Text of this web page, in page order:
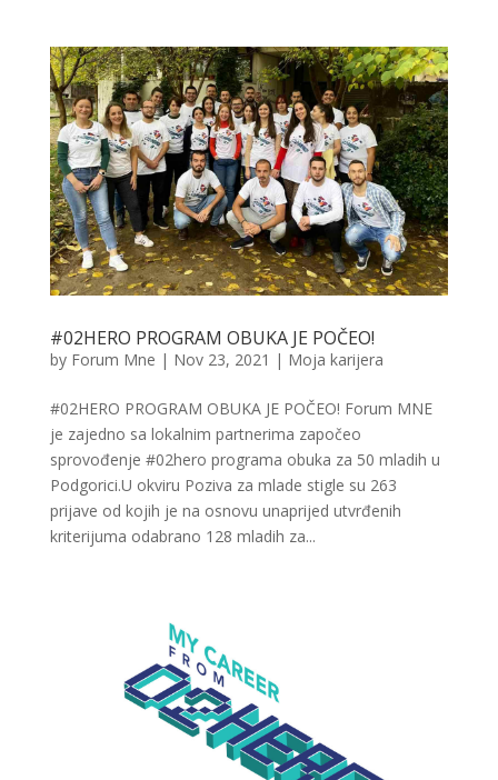
#02HERO PROGRAM OBUKA JE POČEO!
by Forum Mne | Nov 23, 2021 | Moja karijera
#02HERO PROGRAM OBUKA JE POČEO! Forum MNE
je zajedno sa lokalnim partnerima započeo
sprovođenje #02hero programa obuka za 50 mladih u
Podgorici.U okviru Poziva za mlade stigle su 263
prijave od kojih je na osnovu unaprijed utvrđenih
kriterijuma odabrano 128 mladih za...